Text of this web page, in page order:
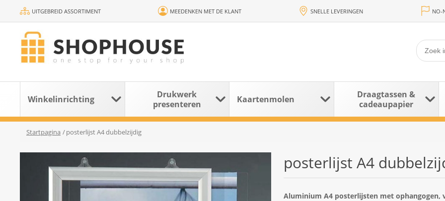
UITGEBREID ASSORTIMENT MEEDENKEN MET DE KLANT SNELLE LEVERINGEN NO-
Winkelinrichting
Drukwerk
presenteren
Kaartenmolen
Draagtassen &
cadeaupapier
Startpagina /posterlijst A4 dubbelzijdig
posterlijst A4
Aluminium A4 posterlijsten met ophangogen,